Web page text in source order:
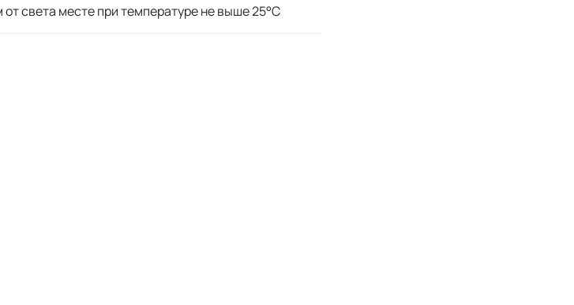
света месте при температуре не выше 25°С